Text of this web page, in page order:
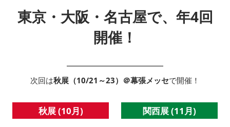
東京・大阪・名古屋で、年4回
開催！
次回は秋展（10/21～23）＠幕張メッセで開催！
秋展 (10月)
関西展 (11月)